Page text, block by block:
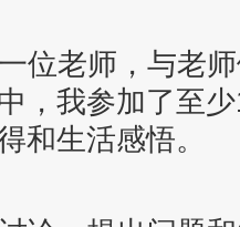
位老师，与老
，我参加了至
和生活感悟。